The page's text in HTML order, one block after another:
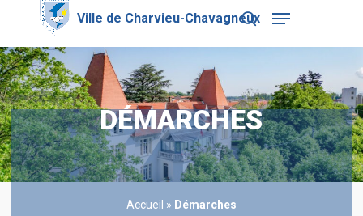
content
search
Menu
DÉMARCHES
Accueil » Démarches
Close